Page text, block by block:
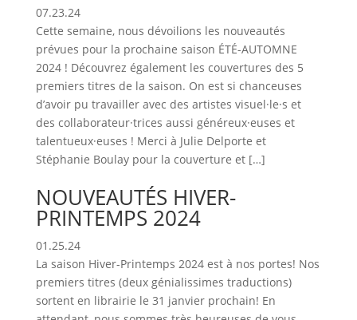
07.23.24
Cette semaine, nous dévoilions les nouveautés
prévues pour la prochaine saison ÉTÉ-AUTOMNE
2024 ! Découvrez également les couvertures des 5
premiers titres de la saison. On est si chanceuses
d’avoir pu travailler avec des artistes visuel·le·s et
des collaborateur·trices aussi généreux·euses et
talentueux·euses ! Merci à Julie Delporte et
Stéphanie Boulay pour la couverture et […]
NOUVEAUTÉS HIVER-
PRINTEMPS 2024
01.25.24
La saison Hiver-Printemps 2024 est à nos portes! Nos
premiers titres (deux génialissimes traductions)
sortent en librairie le 31 janvier prochain! En